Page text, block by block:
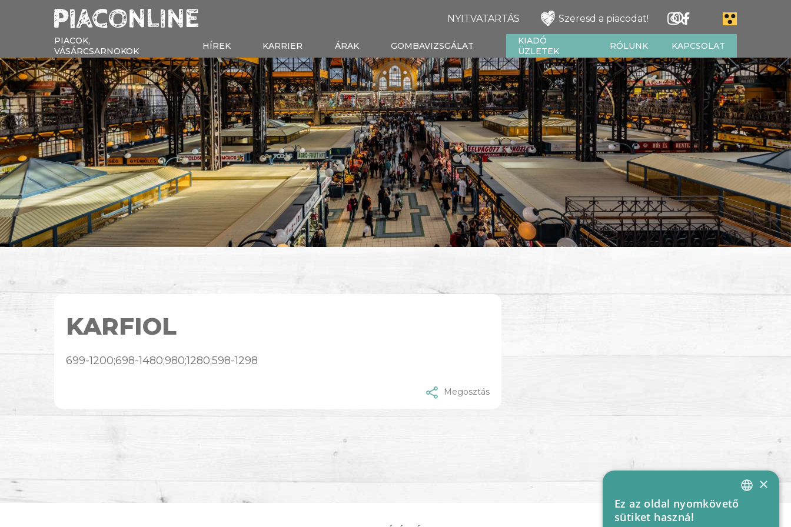
NYITVATARTÁS Szeresd a piacodat!
PIACOK,
VÁSÁRCSARNOKOK
HÍREK KARRIER ÁRAK GOMBAVIZSGÁLAT
KIADÓ
ÜZLETEK
RÓLUNK KAPCSOLAT
KARFIOL
699-1200;698-1480;980;1280;598-1298
Megosztás
HUNGARIAN
×
Ez az oldal nyomkövető
sütiket használ